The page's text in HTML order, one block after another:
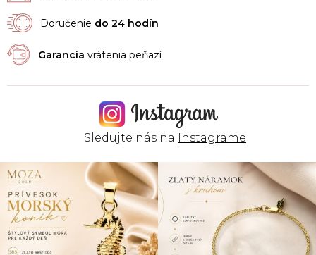
Doručenie do 24 hodín
Garancia vrátenia peňazí
Sledujte nás na Instagrame